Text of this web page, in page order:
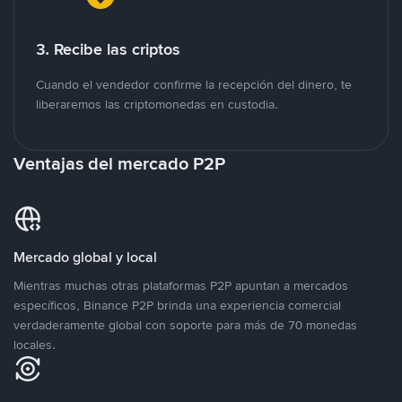
3. Recibe las criptos
Cuando el vendedor confirme la recepción del dinero, te
liberaremos las criptomonedas en custodia.
Ventajas del mercado P2P
Mercado global y local
Mientras muchas otras plataformas P2P apuntan a mercados
específicos, Binance P2P brinda una experiencia comercial
verdaderamente global con soporte para más de 70 monedas
locales.